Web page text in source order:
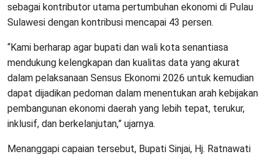
sebagai kontributor utama pertumbuhan ekonomi di Pulau
Sulawesi dengan kontribusi mencapai 43 persen.
“Kami berharap agar bupati dan wali kota senantiasa
mendukung kelengkapan dan kualitas data yang akurat
dalam pelaksanaan Sensus Ekonomi 2026 untuk kemudian
dapat dijadikan pedoman dalam menentukan arah kebijakan
pembangunan ekonomi daerah yang lebih tepat, terukur,
inklusif, dan berkelanjutan,” ujarnya.
Menanggapi capaian tersebut, Bupati Sinjai, Hj. Ratnawati